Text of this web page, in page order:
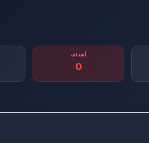
أهداف
0